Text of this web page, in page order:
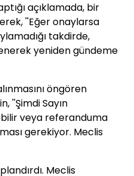
açıklamada, bir
''Eğer onaylarsa
takdirde,
yeniden gündeme
öngören
''Şimdi Sayın
veya referanduma
gerekiyor. Meclis
Meclis